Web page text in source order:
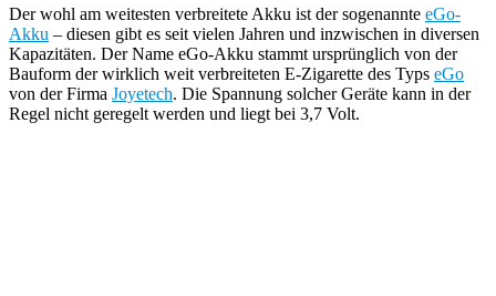
Der wohl am weitesten verbreitete Akku ist der sogenannte eGo-
Akku – diesen gibt es seit vielen Jahren und inzwischen in diversen
Kapazitäten. Der Name eGo-Akku stammt ursprünglich von der
Bauform der wirklich weit verbreiteten E-Zigarette des Typs eGo
von der Firma Joyetech. Die Spannung solcher Geräte kann in der
Regel nicht geregelt werden und liegt bei 3,7 Volt.